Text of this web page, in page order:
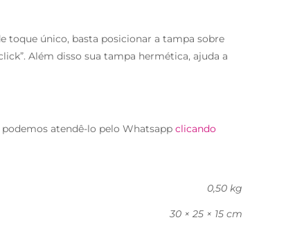
toque único, basta posicionar a tampa sobre
Além disso sua tampa hermética, ajuda a
atendê-lo pelo Whatsappclicando
0,50 kg
30 × 25 × 15 cm